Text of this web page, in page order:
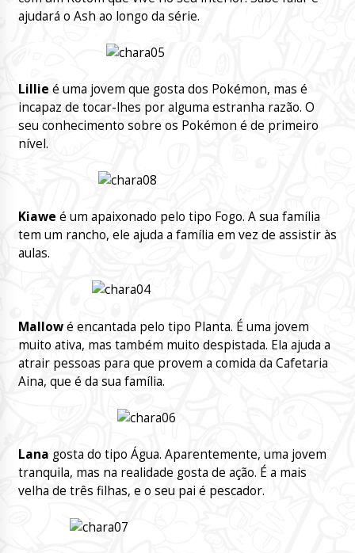
ajudará o Ash ao longo da série.
Lillie é uma jovem que gosta dos Pokémon, mas é
incapaz de tocar-lhes por alguma estranha razão. O
seu conhecimento sobre os Pokémon é de primeiro
nível.
Kiawe é um apaixonado pelo tipo Fogo. A sua família
tem um rancho, ele ajuda a família em vez de assistir às
aulas.
Mallowé encantada pelo tipo Planta. É uma jovem
muito ativa, mas também muito despistada. Ela ajuda a
atrair pessoas para que provem a comida da Cafetaria
Aina, que é da sua família.
Lana gosta do tipo Água. Aparentemente, uma jovem
tranquila, mas na realidade gosta de ação. É a mais
velha de três filhas, e o seu pai é pescador.